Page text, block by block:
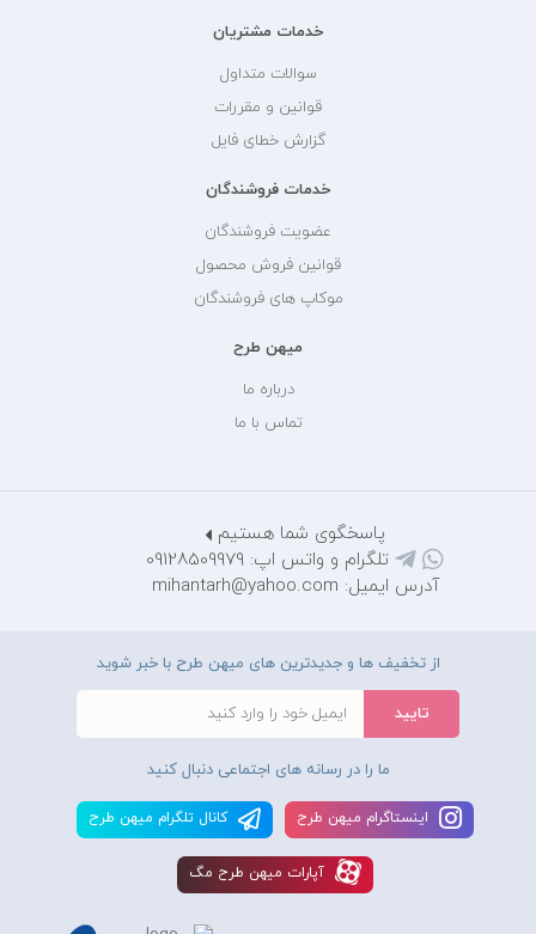
خدمات مشتریان
سوالات متداول
قوانین و مقررات
گزارش خطای فایل
خدمات فروشندگان
عضویت فروشندگان
قوانین فروش محصول
موکاپ های فروشندگان
میهن طرح
درباره ما
تماس با ما
پاسخگوی شما هستیم
تلگرام و واتس اپ: 09128509979
آدرس ایمیل: mihantarh@yahoo.com
از تخفیف ها و جدیدترین های میهن طرح با خبر شوید
ما را در رسانه های اجتماعی دنبال کنید
اينستاگرام ميهن طرح کانال تلگرام ميهن طرح
آپارات ميهن طرح مگ